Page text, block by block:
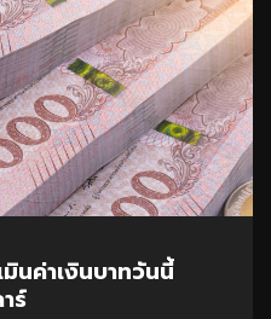
นค่าเงินบาทวันนี้
ร์